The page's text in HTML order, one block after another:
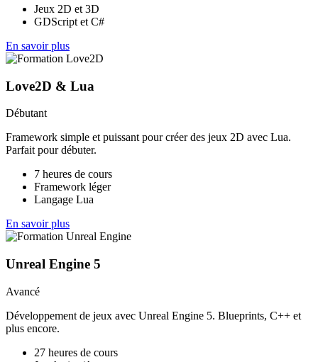
Jeux 2D et 3D
GDScript et C#
En savoir plus
Love2D & Lua
Débutant
Framework simple et puissant pour créer des jeux 2D avec Lua.
Parfait pour débuter.
7 heures de cours
Framework léger
Langage Lua
En savoir plus
Unreal Engine 5
Avancé
Développement de jeux avec Unreal Engine 5. Blueprints, C++ et
plus encore.
27 heures de cours